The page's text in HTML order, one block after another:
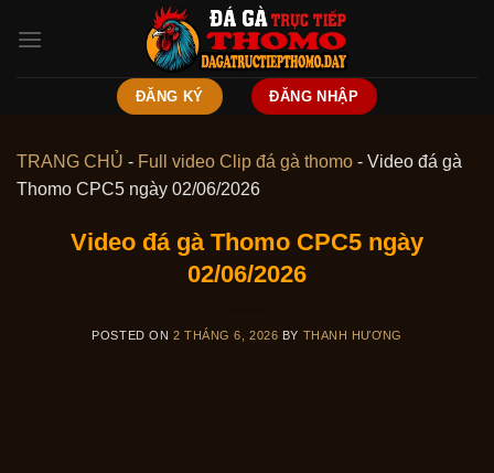
ĐĂNG KÝ ĐĂNG NHẬP
TRANG CHỦ - Full video Clip đá gà thomo - Video đá gà
Thomo CPC5 ngày 02/06/2026
Video đá gà Thomo CPC5 ngày
02/06/2026
POSTED ON 2 THÁNG 6, 2026 BY THANH HƯƠNG